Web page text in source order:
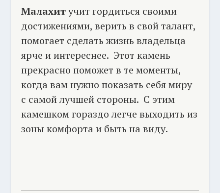
Малахитучит гордиться своими
достижениями, верить в свой талант,
помогает сделать жизнь владельца
ярче и интереснее. Этот камень
прекрасно поможет в те моменты,
когда вам нужно показать себя миру
с самой лучшей стороны. С этим
камешком гораздо легче выходить из
зоны комфорта и быть на виду.